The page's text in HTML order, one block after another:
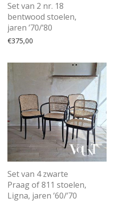
Set van 2 nr. 18
bentwood stoelen,
jaren ’70/’80
€375,00
Set van 4 zwarte
Praag of 811 stoelen,
Ligna, jaren ’60/’70